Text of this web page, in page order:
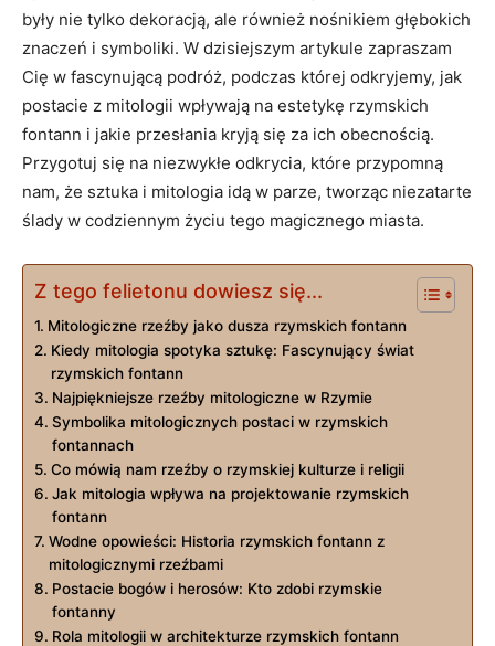
były nie tylko dekoracją, ale również nośnikiem głębokich
znaczeń i symboliki. W dzisiejszym artykule zapraszam
Cię w fascynującą podróż, podczas której odkryjemy, jak
postacie z mitologii wpływają na estetykę rzymskich
fontann i jakie przesłania kryją się za ich obecnością.
Przygotuj się na niezwykłe odkrycia, które przypomną
nam, że sztuka i mitologia idą w parze, tworząc niezatarte
ślady w codziennym życiu tego magicznego miasta.
Z tego felietonu dowiesz się...
Mitologiczne rzeźby jako dusza rzymskich fontann
Kiedy mitologia spotyka sztukę: Fascynujący świat
rzymskich fontann
Najpiękniejsze rzeźby mitologiczne w Rzymie
Symbolika mitologicznych postaci w rzymskich
fontannach
Co mówią nam rzeźby o rzymskiej kulturze i religii
Jak mitologia wpływa na projektowanie rzymskich
fontann
Wodne opowieści: Historia rzymskich fontann z
mitologicznymi rzeźbami
Postacie bogów i herosów: Kto zdobi rzymskie
fontanny
Rola mitologii w architekturze rzymskich fontann